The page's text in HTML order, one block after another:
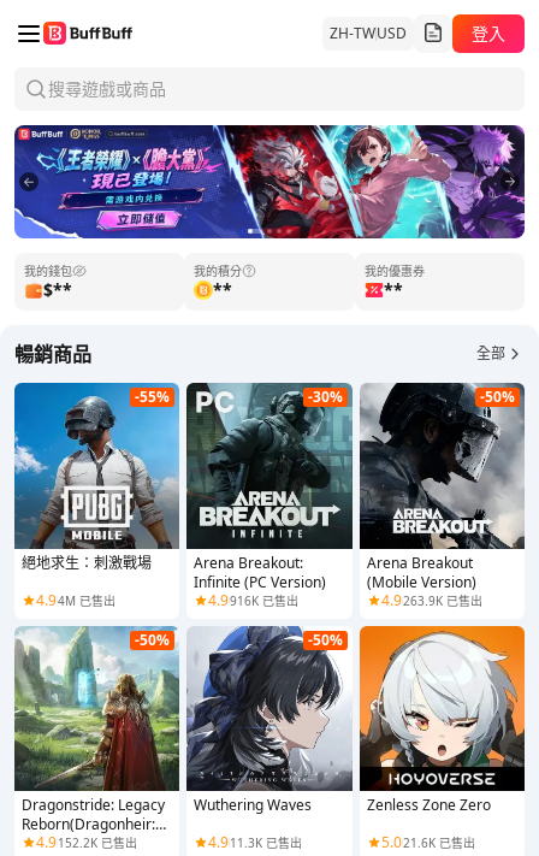
ZH-TWUSD 登入
搜尋遊戲或商品
1 234
我的錢包
$**
我的積分
**
我的優惠券
**
暢銷商品 全部
-55%
絕地求生：刺激戰場
4.94M 已售出
-30%
Arena Breakout:
Infinite (PC Version)
4.9916K 已售出
-50%
Arena Breakout
(Mobile Version)
4.9263.9K 已售出
-50%
Dragonstride: Legacy
Reborn(Dragonheir:
Silent Gods)
4.9152.2K 已售出
-50%
Wuthering Waves
4.911.3K 已售出
Zenless Zone Zero
5.021.6K 已售出